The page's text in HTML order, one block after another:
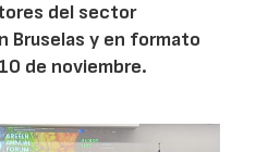
del sector
Bruselas y en formato
de noviembre.